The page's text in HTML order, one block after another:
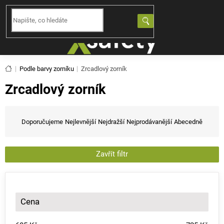
Přejít
obsah
Domů
Podle barvy zorníku Zrcadlový zorník
Zrcadlový zorník
a
e
í
o
d
u
Doporučujeme Nejlevnější Nejdražší Nejprodávanější Abecedně
Zavřít filtr
Cena